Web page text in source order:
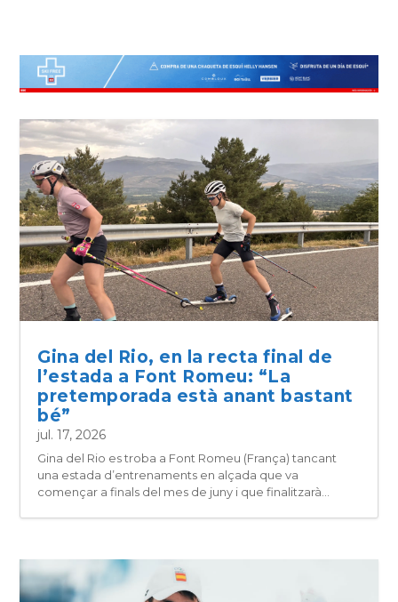
Gina del Rio, en la recta final de
l’estada a Font Romeu: “La
pretemporada està anant bastant
bé”
jul. 17, 2026
Gina del Rio es troba a Font Romeu (França) tancant
una estada d’entrenaments en alçada que va
començar a finals del mes de juny i que finalitzarà...